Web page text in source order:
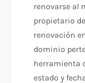
renovarse al
propietario
renovación
dominio
herramienta
estado y